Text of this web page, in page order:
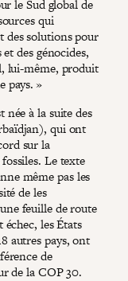
le Sud global de
qui
des solutions pour
des génocides,
lui-même, produit
pays. »
née à la suite des
qui ont
sur la
Le texte
même pas les
de les
feuille de route
les États
autres pays, ont
de
de la COP 30.